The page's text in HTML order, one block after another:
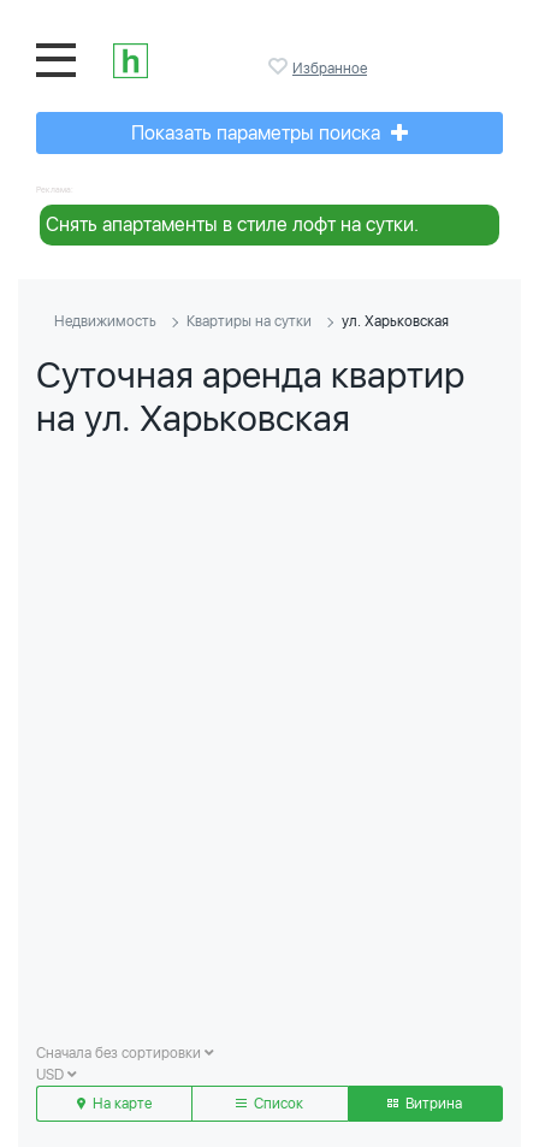
Избранное
Показать параметры поиска
Реклама:
Снять апартаменты в стиле лофт на сутки.
Недвижимость Квартиры на сутки ул. Харьковская
Суточная аренда квартир
на ул. Харьковская
Сначала без сортировки
USD
На карте
Список Витрина